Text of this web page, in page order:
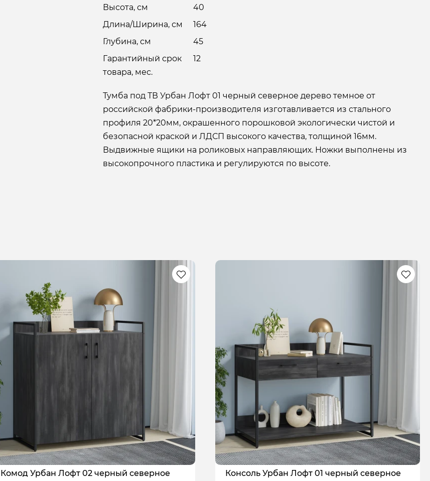
Высота, см
40
Длина/Ширина, см
164
Глубина, см
45
Гарантийный срок
товара, мес.
12
Тумба под ТВ Урбан Лофт 01 черный северное дерево темное от
российской фабрики-производителя изготавливается из стального
профиля 20*20мм, окрашенного порошковой экологически чистой и
безопасной краской и ЛДСП высокого качества, толщиной 16мм.
Выдвижные ящики на роликовых направляющих. Ножки выполнены из
высокопрочного пластика и регулируются по высоте.
Комод Урбан Лофт 02 черный северное
Консоль Урбан Лофт 01 черный северное